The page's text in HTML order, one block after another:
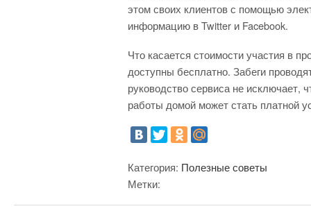
этом своих клиентов с помощью
информацию в Twitter и Facebook.
Что касается стоимости участия в
доступны бесплатно. Забеги
руководство сервиса не исключает,
работы домой может стать платной
Категория: Полезные советы
Метки: